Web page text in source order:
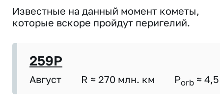
Известные на данный момент кометы,
которые вскоре пройдут перигелий.
259P
Август R ≈ 270 млн. км Porb ≈ 4,5